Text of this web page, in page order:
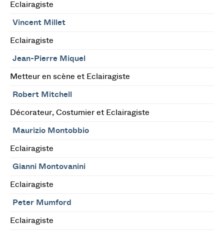
Eclairagiste
Vincent Millet
Eclairagiste
Jean-Pierre Miquel
Metteur en scène et Eclairagiste
Robert Mitchell
Décorateur, Costumier et Eclairagiste
Maurizio Montobbio
Eclairagiste
Gianni Montovanini
Eclairagiste
Peter Mumford
Eclairagiste